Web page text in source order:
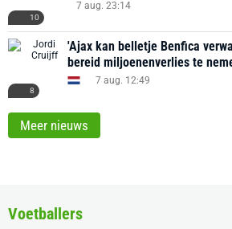
10
7 aug. 23:14
8
'Ajax kan belletje Benfica
bereid miljoenenverlies te
7 aug. 12:49
Meer nieuws
Voetballers